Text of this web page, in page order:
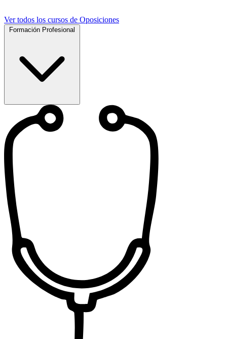
Ver todos los cursos de Oposiciones
Formación Profesional